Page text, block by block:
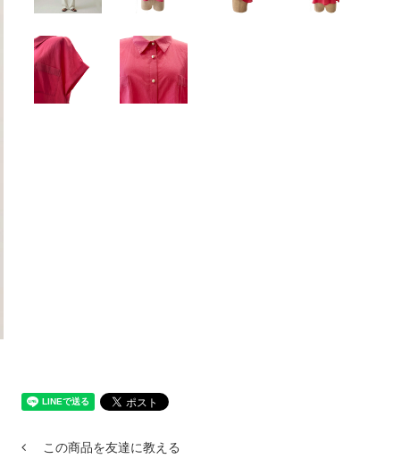
この商品を友達に教える